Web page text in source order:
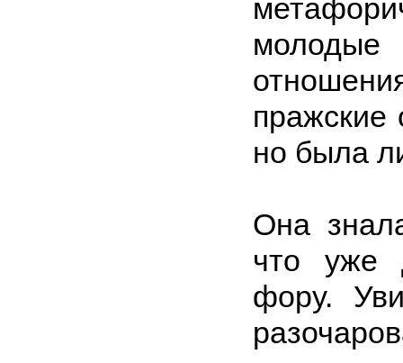
пражские
но была
Она
что уже
фору.